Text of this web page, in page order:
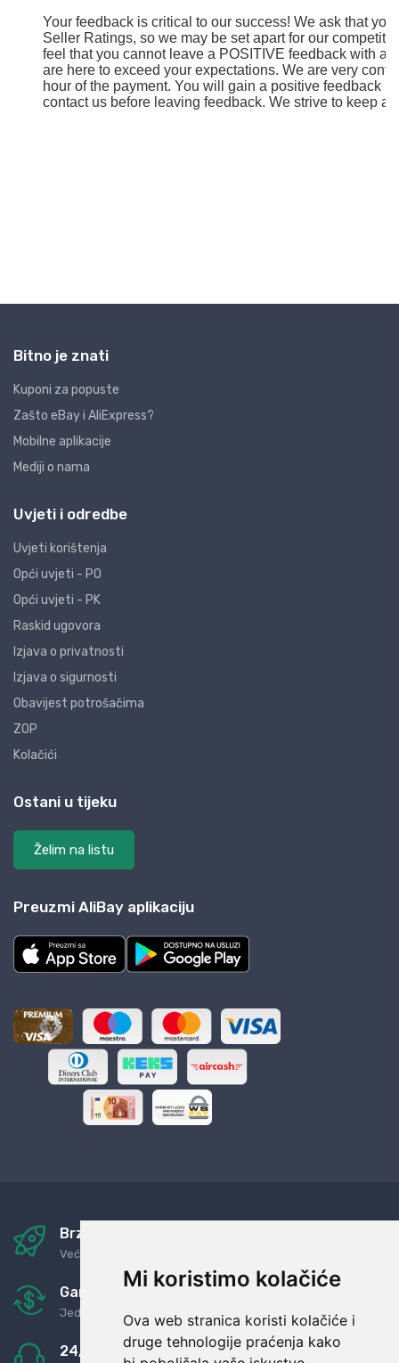
Mi koristimo kolačiće
Ova web stranica koristi kolačiće i
druge tehnologije praćenja kako
Bitno je znati
Kuponi za popuste
Zašto eBay i AliExpress?
Mobilne aplikacije
Mediji o nama
Uvjeti i odredbe
Uvjeti korištenja
Opći uvjeti - PO
Opći uvjeti - PK
Raskid ugovora
Izjava o privatnosti
Izjava o sigurnosti
Obavijest potrošačima
ZOP
Kolačići
Ostani u tijeku
Želim na listu
Preuzmi AliBay aplikaciju
Brza i sigurna dostava
Već za nekoliko dana kod vas
Garancija u povrat novaca
Jednostavno pravilo: Roba za novac
24/7 odlična podrška